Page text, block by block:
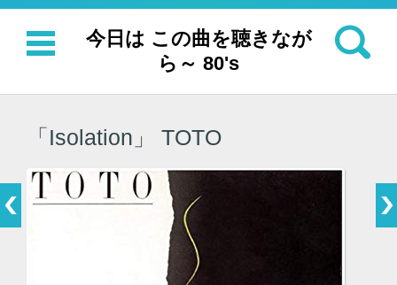
今日は この曲を聴きなが
ら～ 80's
検索:
コンテンツに移動
「Isolation」 TOTO